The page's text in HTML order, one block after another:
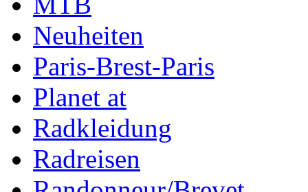
Neuheiten
Paris-Brest-Paris
Planet at
Radkleidung
Radreisen